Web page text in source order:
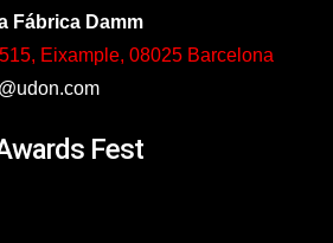
Fábrica Damm
Eixample, 08025 Barcelona
Fest